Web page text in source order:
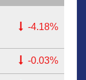
-4.18%
-0.03%